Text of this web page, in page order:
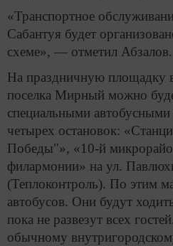
«Транспортное
Сабантуя будет
схеме», — отметил Абзалов.
На праздничную площадку
поселка Мирный можно
специальными
четырех остановок:
Победы"», «10-й
филармонии» на ул.
(Теплоконтроль). По этим
автобусов. Они будут
пока не развезут всех
обычному